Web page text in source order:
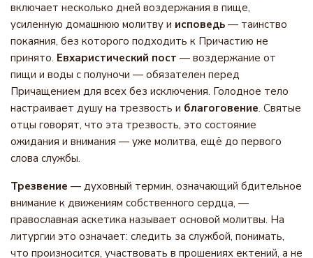
включает несколько дней воздержания в пище,
усиленную домашнюю молитву и исповедь — таинство
покаяния, без которого подходить к Причастию не
принято. Евхаристический пост — воздержание от
пищи и воды с полуночи — обязателен перед
Причащением для всех без исключения. Голодное тело
настраивает душу на трезвость и благоговение. Святые
отцы говорят, что эта трезвость, это состояние
ожидания и внимания — уже молитва, ещё до первого
слова службы.
Трезвение — духовный термин, означающий бдительное
внимание к движениям собственного сердца, —
православная аскетика называет основой молитвы. На
литургии это означает: следить за службой, понимать,
что произносится, участвовать в прошениях ектений, а не